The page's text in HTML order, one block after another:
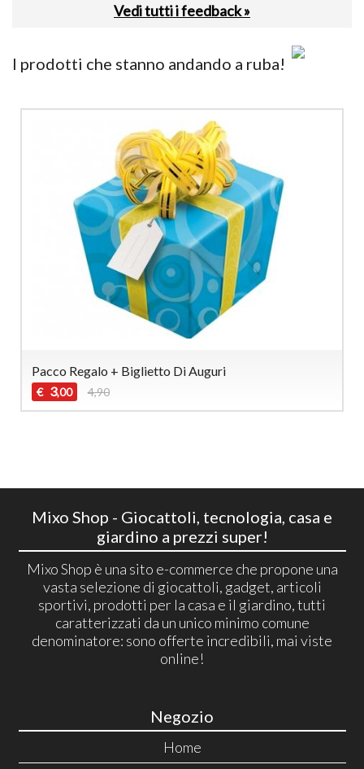
Vedi tutti i feedback »
I prodotti che stanno andando a ruba!
Pacco Regalo + Biglietto Di Auguri
€ 3,00 4,90
Mixo Shop - Giocattoli, tecnologia, casa e
giardino a prezzi super!
Mixo Shop è una sito e-commerce che propone una
vasta selezione di giocattoli, gadget, articoli
sportivi, prodotti per la casa e il giardino, tutti
caratterizzati da un unico minimo comune
denominatore: sono offerte incredibili, mai viste
online!
Negozio
Home